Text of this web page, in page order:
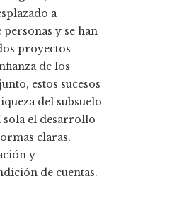
a
personas y se han
proyectos
de los
estos sucesos
del subsuelo
el desarrollo
claras,
y
de cuentas.